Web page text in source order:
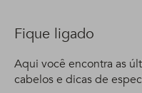
Fique ligado
Aqui você encontra as
cabelos e dicas de